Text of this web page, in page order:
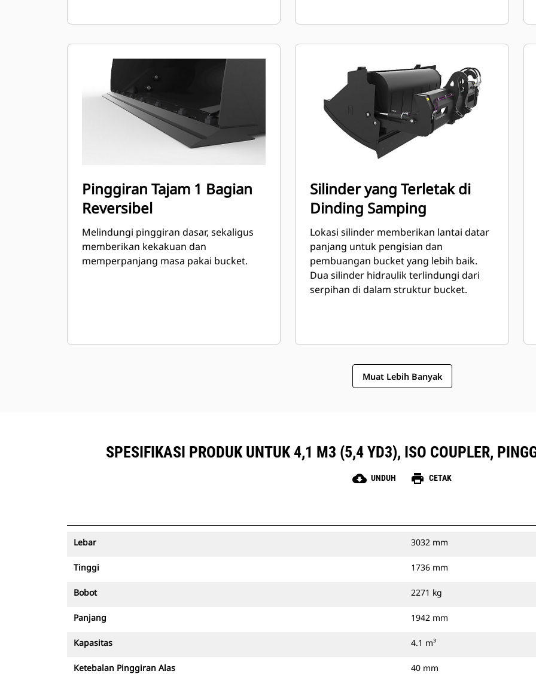
Pinggiran Tajam 1 Bagian
Reversibel
Melindungi pinggiran dasar, sekaligus
memberikan kekakuan dan
memperpanjang masa pakai bucket.
Silinder yang Terletak di
Dinding Samping
Lokasi silinder memberikan lantai datar
panjang untuk pengisian dan
pembuangan bucket yang lebih baik.
Dua silinder hidraulik terlindungi dari
serpihan di dalam struktur bucket.
Muat Lebih Banyak
SPESIFIKASI PRODUK UNTUK 4,1 M3 (5,4 YD3), ISO COUPLER,
cloud_download UNDUH print CETAK
Lebar 3032 mm
Tinggi 1736 mm
Bobot 2271 kg
Panjang 1942 mm
Kapasitas 4.1 m³
Ketebalan Pinggiran Alas 40 mm